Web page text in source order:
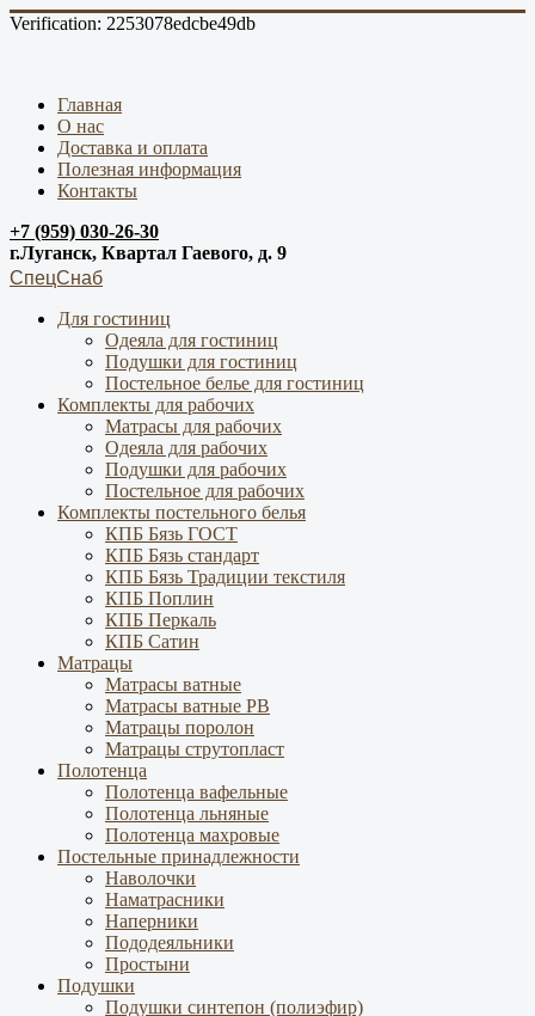
Verification: 2253078edcbe49db
Главная
О нас
Доставка и оплата
Полезная информация
Контакты
+7 (959) 030-26-30
г.Луганск, Квартал Гаевого, д. 9
СпецСнаб
Для гостиниц
Одеяла для гостиниц
Подушки для гостиниц
Постельное белье для гостиниц
Комплекты для рабочих
Матрасы для рабочих
Одеяла для рабочих
Подушки для рабочих
Постельное для рабочих
Комплекты постельного белья
КПБ Бязь ГОСТ
КПБ Бязь стандарт
КПБ Бязь Традиции текстиля
КПБ Поплин
КПБ Перкаль
КПБ Сатин
Матрацы
Матрасы ватные
Матрасы ватные РВ
Матрацы поролон
Матрацы струтопласт
Полотенца
Полотенца вафельные
Полотенца льняные
Полотенца махровые
Постельные принадлежности
Наволочки
Наматрасники
Наперники
Пододеяльники
Простыни
Подушки
Подушки синтепон (полиэфир)